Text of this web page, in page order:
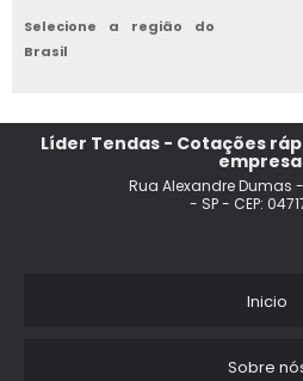
TENDA COM FECHAMENTO
TENDAS GIGANTES
FABRICA DE TENDAS E TOLDOS
Selecione a região do
Brasil
Líder Tendas - Cotações
Rua Alexandre Dumas
- SP - CEP:
Inicio
Sobre